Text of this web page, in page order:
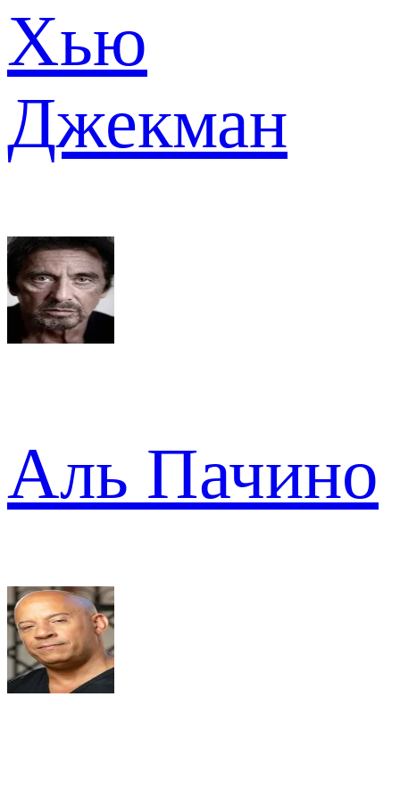
Хью
Джекман
Аль Пачино